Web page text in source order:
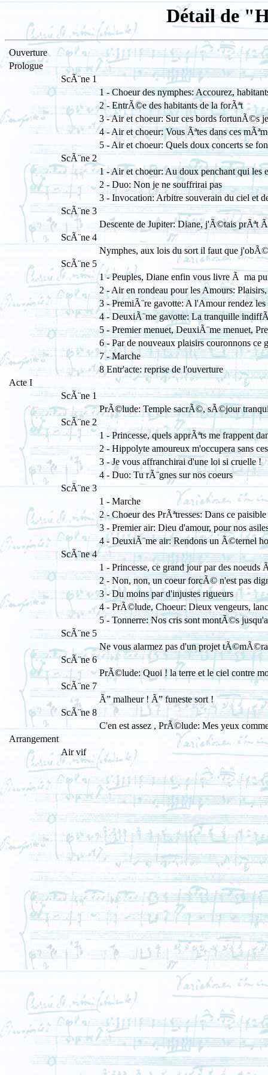
Détail de
Ouverture
Prologue
ScÃ¨ne 1
1 - Choeur des nymphes: Accourez,
2 - EntrÃ©e des habitants de la forÃªt
3 - Air et choeur: Sur ces bords fortunÃ©s
4 - Air et choeur: Vous Ãªtes dans ces
5 - Air et choeur: Quels doux concerts se
ScÃ¨ne 2
1 - Air et choeur: Au doux penchant qui les
2 - Duo: Non je ne souffrirai pas
3 - Invocation: Arbitre souverain du ciel et
ScÃ¨ne 3
Descente de Jupiter: Diane, j'Ã©tais prÃªt
ScÃ¨ne 4
Nymphes, aux lois du sort il faut que
ScÃ¨ne 5
1 - Peuples, Diane enfin vous livre Ã ma
2 - Air en rondeau pour les Amours:
3 - PremiÃ¨re gavotte: A l'Amour rendez les
4 - DeuxiÃ¨me gavotte: La tranquille
5 - Premier menuet, DeuxiÃ¨me menuet,
6 - Par de nouveaux plaisirs couronnons ce
7 - Marche
8 Entr'acte: reprise de l'ouverture
Acte I
ScÃ¨ne 1
PrÃ©lude: Temple sacrÃ©, sÃ©jour
ScÃ¨ne 2
1 - Princesse, quels apprÃªts me frappent
2 - Hippolyte amoureux m'occupera sans
3 - Je vous affranchirai d'une loi si cruelle !
4 - Duo: Tu rÃ¨gnes sur nos coeurs
ScÃ¨ne 3
1 - Marche
2 - Choeur des PrÃªtresses: Dans ce
3 - Premier air: Dieu d'amour, pour nos
4 - DeuxiÃ¨me air: Rendons un Ã©ternel
ScÃ¨ne 4
1 - Princesse, ce grand jour par des noeuds
2 - Non, non, un coeur forcÃ© n'est pas
3 - Du moins par d'injustes rigueurs
4 - PrÃ©lude, Choeur: Dieux vengeurs,
5 - Tonnerre: Nos cris sont montÃ©s
ScÃ¨ne 5
Ne vous alarmez pas d'un projet
ScÃ¨ne 6
PrÃ©lude: Quoi ! la terre et le ciel contre
ScÃ¨ne 7
Ã” malheur ! Ã” funeste sort !
ScÃ¨ne 8
C'en est assez , PrÃ©lude: Mes yeux
Arrangement
Air vif